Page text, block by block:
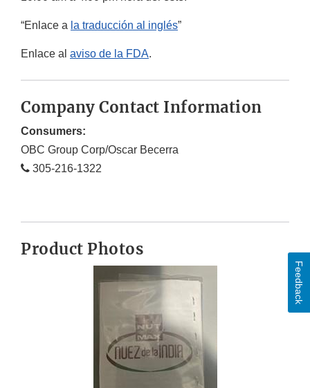
“Enlace a la traducción al inglés”
Enlace al aviso de la FDA.
Company Contact Information
Consumers:
OBC Group Corp/Oscar Becerra
305-216-1322
Product Photos
Feedback